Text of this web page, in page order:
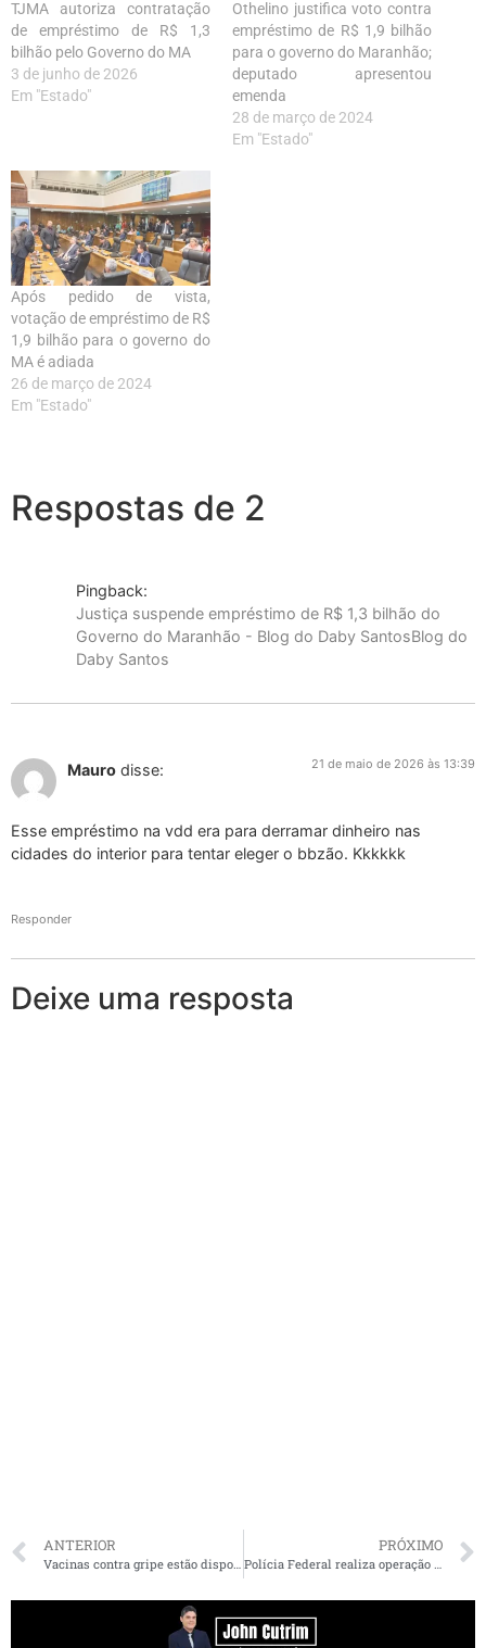
TJMA autoriza contratação
de empréstimo de R$ 1,3
bilhão pelo Governo do MA
3 de junho de 2026
Em "Estado"
Othelino justifica voto contra
empréstimo de R$ 1,9 bilhão
para o governo do Maranhão;
deputado apresentou
emenda
28 de março de 2024
Em "Estado"
Após pedido de vista,
votação de empréstimo de R$
1,9 bilhão para o governo do
MA é adiada
26 de março de 2024
Em "Estado"
Respostas de 2
Pingback:
Justiça suspende empréstimo de R$ 1,3 bilhão do
Governo do Maranhão - Blog do Daby SantosBlog do
Daby Santos
Mauro disse: 21 de maio de 2026 às 13:39
Esse empréstimo na vdd era para derramar dinheiro nas
cidades do interior para tentar eleger o bbzão. Kkkkkk
Responder
Deixe uma resposta
ANTERIOR
Vacinas contra gripe estão disponíveis para toda população nas unidades de saúde da Prefeitura de São Luís
PRÓXIMO
Polícia Federal realiza operação em São Luís envolvendo ex-deputado e ex-secretário